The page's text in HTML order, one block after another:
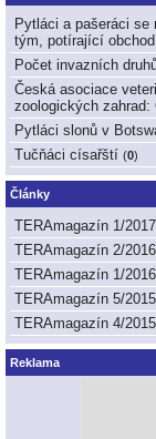
Pytláci a pašeráci se
tým, potírající
Počet invazních
Česká asociace
zoologických zahrad:
Pytláci slonů v
Tučňáci císařští (0)
Články
TERAmagazín 1/2017
TERAmagazín 2/2016
TERAmagazín 1/2016
TERAmagazín 5/2015
TERAmagazín 4/2015
Reklama